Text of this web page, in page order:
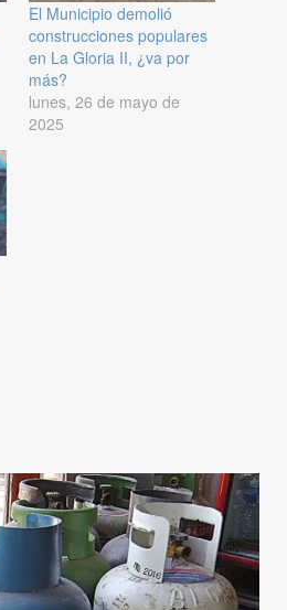
El Municipio demolió
construcciones populares
en La Gloria II, ¿va por
más?
lunes, 26 de mayo de
2025